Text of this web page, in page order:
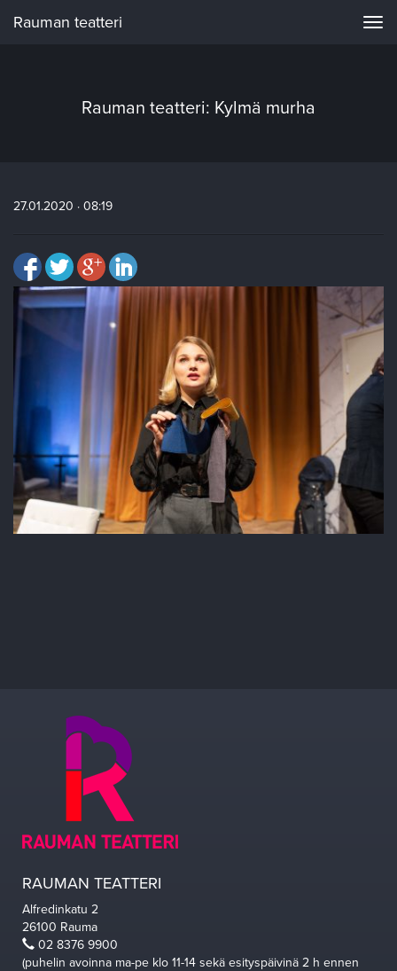
Rauman teatteri
Rauman teatteri: Kylmä murha
27.01.2020 · 08:19
RAUMAN TEATTERI
Alfredinkatu 2
26100 Rauma
02 8376 9900
(puhelin avoinna ma-pe klo 11-14 sekä esityspäivinä 2 h ennen